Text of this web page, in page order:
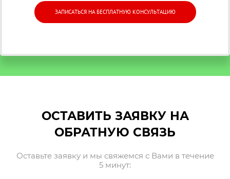
ЗАПИСАТЬСЯ НА БЕСПЛАТНУЮ КОНСУЛЬТАЦИЮ
ОСТАВИТЬ ЗАЯВКУ НА
ОБРАТНУЮ СВЯЗЬ
Оставьте заявку и мы свяжемся с Вами в течение
5 минут: